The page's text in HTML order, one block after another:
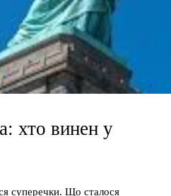
хто винен у
суперечки. Що сталося